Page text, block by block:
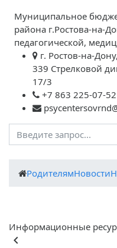
Муниципальное
района г.Ростова-на-
педагогической,
г. Ростов-на-
339 Стрелковой
17/3
+7 863 225-07-52
РодителямНовости
Информационные
keyboard_arrow_left